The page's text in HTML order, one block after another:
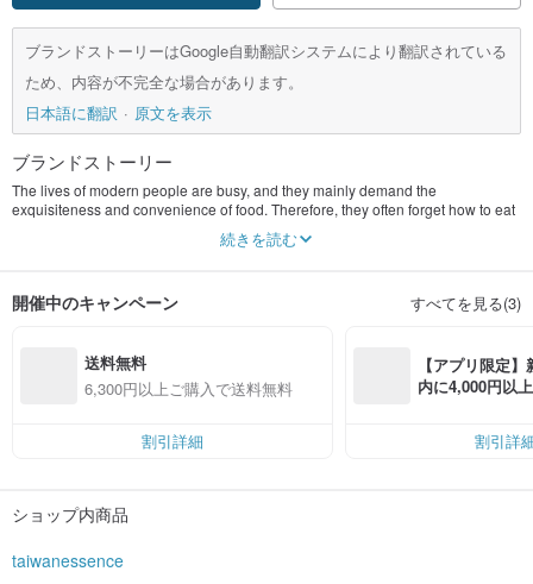
ブランドストーリーはGoogle自動翻訳システムにより翻訳されている
ため、内容が不完全な場合があります。
日本語に翻訳
原文を表示
ブランドストーリー
The lives of modern people are busy, and they mainly demand the
exquisiteness and convenience of food. Therefore, they often forget how to eat
healthy. In recent years, in addition to the endless food security problems, the
most terrifying is the "civilization disease" caused by refined diets.
around you.
the quality of agricultural products, but also to promote technological
exchanges and personnel training, and thus achieve sustainable industry
management.
続きを読む
開催中のキャンペーン すべてを見る(3)
送料無料
6,300円以上ご購入で送料無料
割引詳細
【アプリ限定
内に4,000円以
割引詳
ショップ内商品
taiwanessence